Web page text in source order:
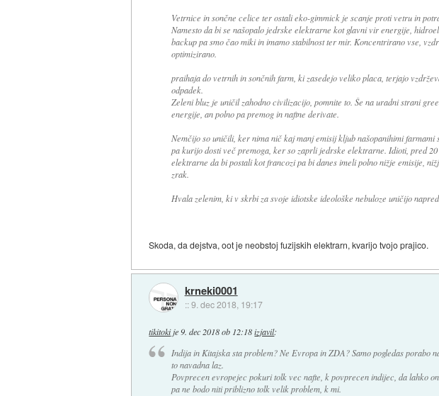
Vetrnice in sončne celice ter ostali eko-gimmick je scanje proti vetru in
Namesto da bi se našopalo jedrske elektrarne kot glavni vir energije,
backup pa smo čao miki in imamo stabilnost ter mir. Koncentrirano vse,
optimizirano.
praihaja do vetrnih in sončnih farm, ki zasedejo veliko placa, terjajo
odpadek.
Zeleni bluz je uničil zahodno civilizacijo, pomnite to. Še na uradni strani
energije, an polno pa premog in naftne derivate.
Nemčijo so uničili, ker nima nič kaj manj emisij kljub našopanihimi
pa kurijo dosti več premoga, ker so zaprli jedrske elektrarne. Idioti, pred
elektrarne da bi postali kot francozi pa bi danes imeli polno nižje emisije,
zrak.
Hvala zelenim, ki v skrbi za svoje idiotske ideološke nebuloze uničijo
Skoda, da dejstva, oot je neobstoj fuzijskih elektrarn, kvarijo tvojo prajico.
krneki0001
::9. dec 2018, 19:17
tikitokije 9. dec 2018 ob 12:18 izjavil:
Indija in Kitajska sta problem? Ne Evropa in ZDA? Samo pogledas porabo
to navadna laz.
Povprecen evropejec pokuri tolk vec nafte, k povprecen indijec, da lahko
pa ne bodo niti priblizno tolk velik problem, k mi.